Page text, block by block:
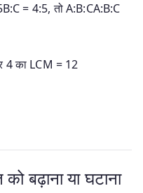
= 4:5, तोA:B:CA:B:C
का LCM = 12
बढ़ाना या घटाना